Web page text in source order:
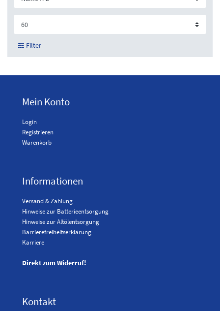
Filter
Mein Konto
Login
Registrieren
Warenkorb
Informationen
Versand & Zahlung
Hinweise zur Batterieentsorgung
Hinweise zur Altölentsorgung
Barrierefreiheitserklärung
Karriere
Direkt zum Widerruf!
Kontakt